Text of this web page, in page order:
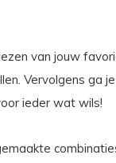
van jouw
Vervolgens ga
ieder wat wils!